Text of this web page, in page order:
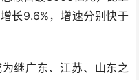
长9.6%，增速分别快于
继广东、江苏、山东之